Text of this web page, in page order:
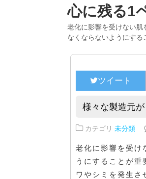
心に残る1
老化に影響を受けない
なくならないようにす
様々な製造元
カテゴリ 未分類
老化に影響を受け
うにすることが重
ワやシミを発生さ